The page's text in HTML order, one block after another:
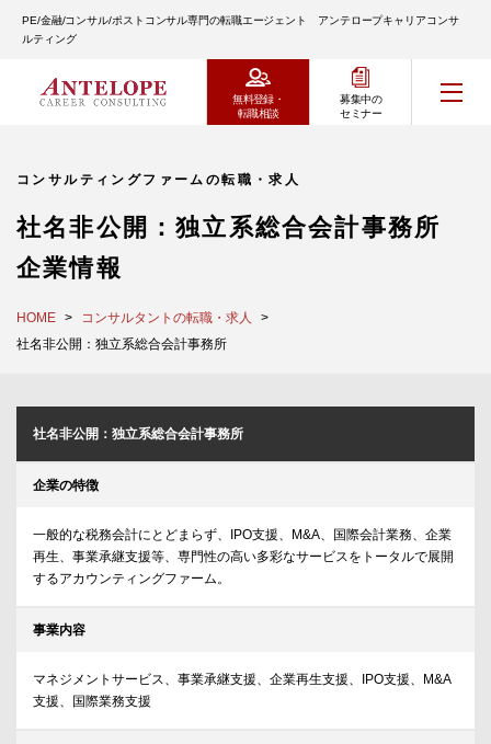
PE/金融/コンサル/ポストコンサル専門の転職エージェント アンテロープキャリアコンサ
ルティング
無料登録・
転職相談
募集中の
セミナー
コンサルティングファームの転職・求人
社名非公開：独立系総合会計事務所
企業情報
HOME
コンサルタントの転職・求人
社名非公開：独立系総合会計事務所
社名非公開：独立系総合会計事務所
企業の特徴
一般的な税務会計にとどまらず、IPO支援、M&A、国際会計業務、企業
再生、事業承継支援等、専門性の高い多彩なサービスをトータルで展開
するアカウンティングファーム。
事業内容
マネジメントサービス、事業承継支援、企業再生支援、IPO支援、M&A
支援、国際業務支援